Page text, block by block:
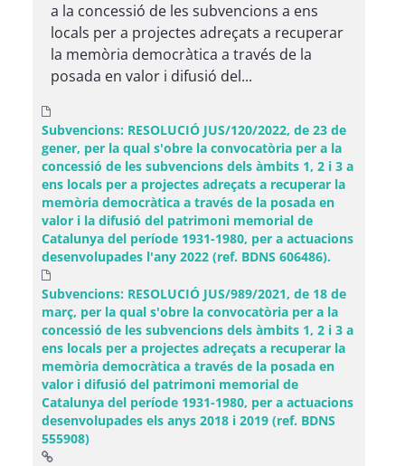
a la concessió de les subvencions a ens
locals per a projectes adreçats a recuperar
la memòria democràtica a través de la
posada en valor i difusió del...
Subvencions: RESOLUCIÓ JUS/120/2022, de 23 de
gener, per la qual s'obre la convocatòria per a la
concessió de les subvencions dels àmbits 1, 2 i 3 a
ens locals per a projectes adreçats a recuperar la
memòria democràtica a través de la posada en
valor i la difusió del patrimoni memorial de
Catalunya del període 1931-1980, per a actuacions
desenvolupades l'any 2022 (ref. BDNS 606486).
Subvencions: RESOLUCIÓ JUS/989/2021, de 18 de
març, per la qual s'obre la convocatòria per a la
concessió de les subvencions dels àmbits 1, 2 i 3 a
ens locals per a projectes adreçats a recuperar la
memòria democràtica a través de la posada en
valor i difusió del patrimoni memorial de
Catalunya del període 1931-1980, per a actuacions
desenvolupades els anys 2018 i 2019 (ref. BDNS
555908)